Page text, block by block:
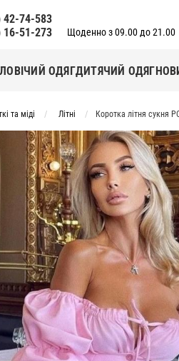
42-74-583
16-51-273
Щоденно з 09.00 до 21.00
ОДЯГДИТЯЧИЙ ОДЯГ
та міді Літні Коротка літня сукня